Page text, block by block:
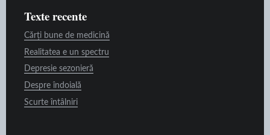
Texte recente
Cărți bune de medicină
Realitatea e un spectru
Depresie sezonieră
Despre îndoială
Scurte întâlniri